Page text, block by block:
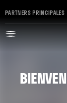
PARTNERS PRINCIPALES